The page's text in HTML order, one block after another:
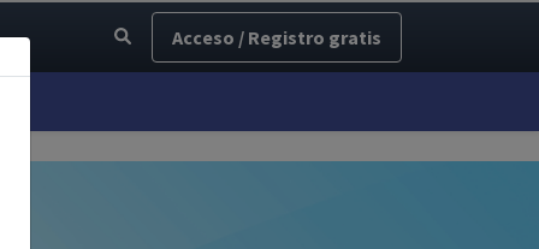
Acceso / Registro gratis